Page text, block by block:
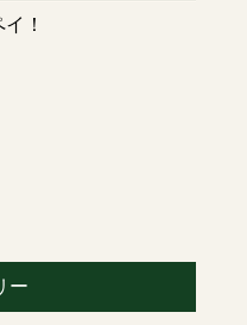
へと進んでいき
隅々綺麗に貼られてい
があります。
トイレ
！
ー